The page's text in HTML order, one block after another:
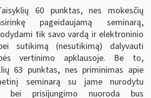
60 punktas, nes mokesčių
pageidaujamą seminarą,
tik savo vardą ir elektroninio
sutikimą (nesutikimą) dalyvauti
vertinimo apklausoje. Be to,
63 punktas, nes priminimas apie
seminarą su jame nurodytu
bei prisijungimo nuoroda bus